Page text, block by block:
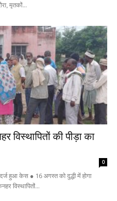
मृतकों...
विस्थापितों की पीड़ा का
0
हुआ केस ● 16 अगस्त को दुद्धी में होगा
विस्थापितों...